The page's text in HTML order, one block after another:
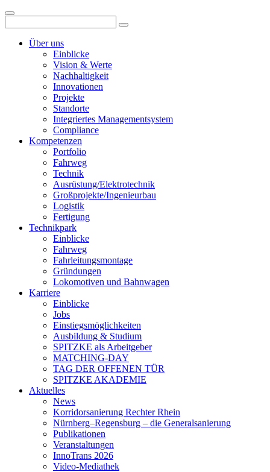
Über uns
Einblicke
Vision & Werte
Nachhaltigkeit
Innovationen
Projekte
Standorte
Integriertes Managementsystem
Compliance
Kompetenzen
Portfolio
Fahrweg
Technik
Ausrüstung/Elektrotechnik
Großprojekte/Ingenieurbau
Logistik
Fertigung
Technikpark
Einblicke
Fahrweg
Fahrleitungsmontage
Gründungen
Lokomotiven und Bahnwagen
Karriere
Einblicke
Jobs
Einstiegsmöglichkeiten
Ausbildung & Studium
SPITZKE als Arbeitgeber
MATCHING-DAY
TAG DER OFFENEN TÜR
SPITZKE AKADEMIE
Aktuelles
News
Korridorsanierung Rechter Rhein
Nürnberg–Regensburg – die Generalsanierung
Publikationen
Veranstaltungen
InnoTrans 2026
Video-Mediathek